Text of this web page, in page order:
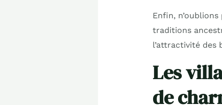
Enfin, n’oublions
traditions
l’attractivité des
Les
de